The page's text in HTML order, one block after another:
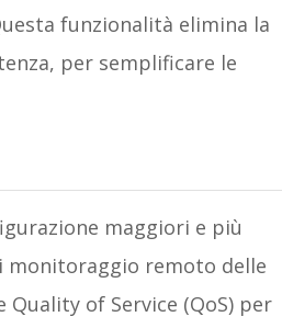
funzionalità elimina la
per semplificare le
maggiori e più
remoto delle
of Service (QoS) per